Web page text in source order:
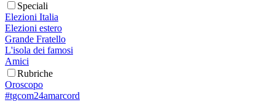
Speciali
Elezioni Italia
Elezioni estero
Grande Fratello
L'isola dei famosi
Amici
Rubriche
Oroscopo
#tgcom24amarcord